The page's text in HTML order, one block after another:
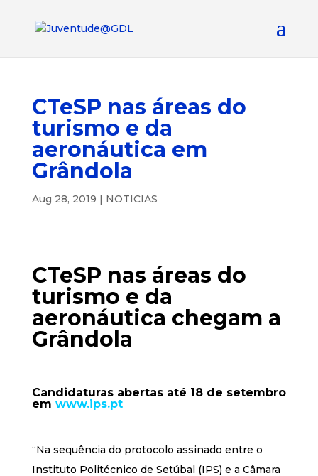
CTeSP nas áreas do
turismo e da
aeronáutica em
Grândola
Aug 28, 2019 | NOTICIAS
CTeSP nas áreas do
turismo e da
aeronáutica chegam a
Grândola
Candidaturas abertas até 18 de setembro
em www.ips.pt
“Na sequência do protocolo assinado entre o
Instituto Politécnico de Setúbal (IPS) e a Câmara